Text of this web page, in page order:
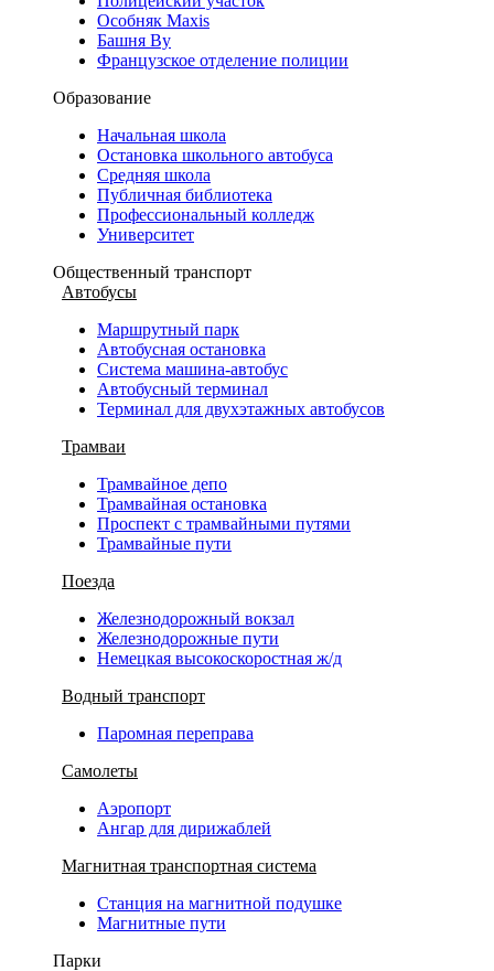
Особняк Maxis
Башня Ву
Французское отделение полиции
Образование
Начальная школа
Остановка школьного автобуса
Средняя школа
Публичная библиотека
Профессиональный колледж
Университет
Общественный транспорт
Автобусы
Маршрутный парк
Автобусная остановка
Система машина-автобус
Автобусный терминал
Терминал для двухэтажных автобусов
Трамваи
Трамвайное депо
Трамвайная остановка
Проспект с трамвайными путями
Трамвайные пути
Поезда
Железнодорожный вокзал
Железнодорожные пути
Немецкая высокоскоростная ж/д
Водный транспорт
Паромная переправа
Самолеты
Аэропорт
Ангар для дирижаблей
Магнитная транспортная система
Станция на магнитной подушке
Магнитные пути
Парки